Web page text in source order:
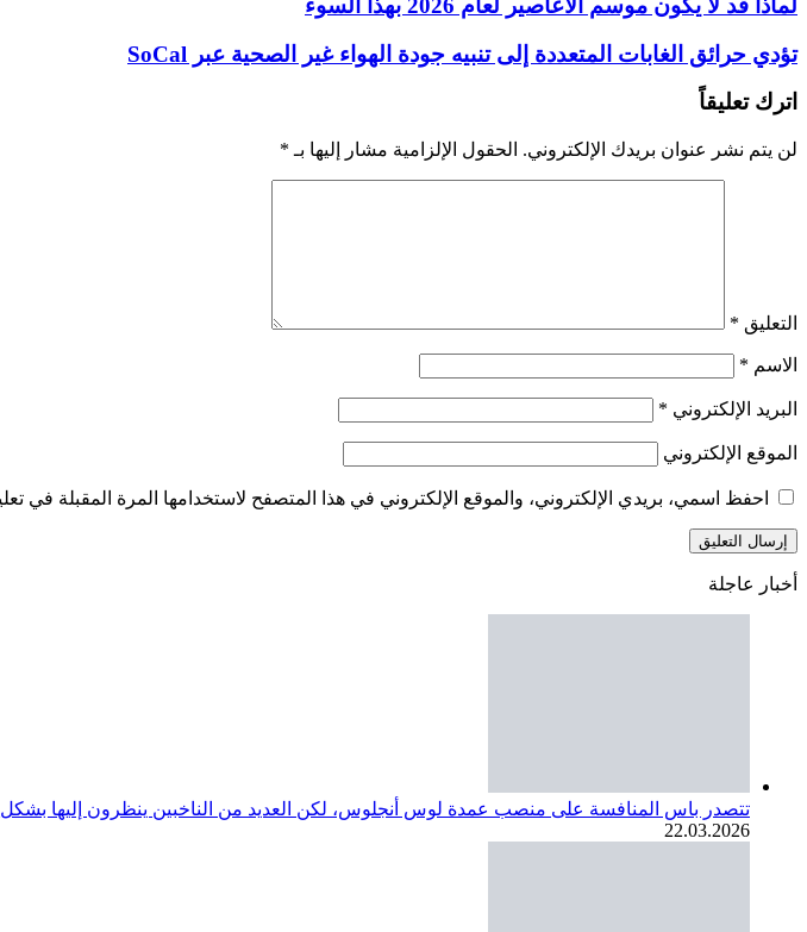
لماذا قد لا يكون موسم الأعاصير لعام 2026 بهذا السوء
تؤدي حرائق الغابات المتعددة إلى تنبيه جودة الهواء غير الصحية عبر SoCal
اترك تعليقاً
لن يتم نشر عنوان بريدك الإلكتروني. الحقول الإلزامية مشار إليها بـ *
التعليق *
الاسم *
البريد الإلكتروني *
الموقع الإلكتروني
احفظ اسمي، بريدي الإلكتروني، والموقع الإلكتروني في هذا المتصفح لاستخدامها المرة المقبلة في
أخبار عاجلة
تتصدر باس المنافسة على منصب عمدة لوس أنجلوس، لكن العديد من الناخبين ينظرون إليها
22.03.2026